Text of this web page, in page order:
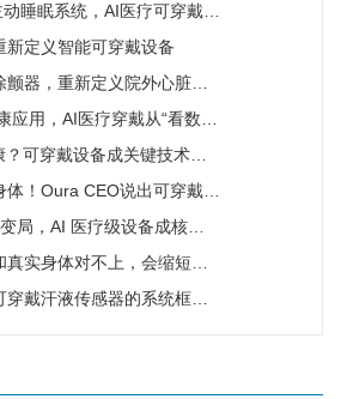
统，AI医疗可穿戴从记录走向反馈
新定义智能可穿戴设备
器，重新定义院外心脏急救
医疗穿戴从“看数据”转向“给行动”
可穿戴设备成关键技术支撑
说出可穿戴健康设备对医疗体系的革命
AI 医疗级设备成核心增长引擎
不上，会缩短寿命！多国队列研究实锤
传感器的系统框架与发展路线图